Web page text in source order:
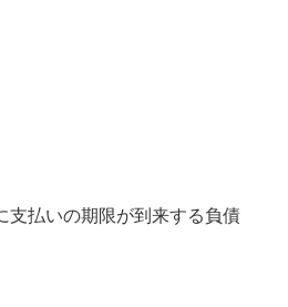
支払いの期限が到来する負債